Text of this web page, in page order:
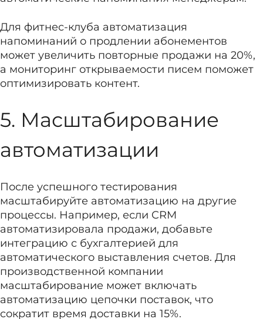
Для фитнес-клуба автоматизация
напоминаний о продлении абонементов
может увеличить повторные продажи на 20%,
а мониторинг открываемости писем поможет
оптимизировать контент.
5. Масштабирование
автоматизации
После успешного тестирования
масштабируйте автоматизацию на другие
процессы. Например, если CRM
автоматизировала продажи, добавьте
интеграцию с бухгалтерией для
автоматического выставления счетов. Для
производственной компании
масштабирование может включать
автоматизацию цепочки поставок, что
сократит время доставки на 15%.